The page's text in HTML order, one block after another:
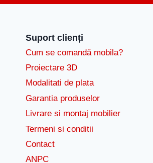
Suport clienți
Cum se comandă mobila?
Proiectare 3D
Modalitati de plata
Garantia produselor
Livrare si montaj mobilier
Termeni si conditii
Contact
ANPC